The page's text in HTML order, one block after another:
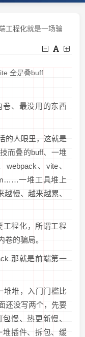
工程化就是一场骗
全是叠buff
、最没用的东西
的人眼里，这就是
而叠的buff、一堆
、vite、
一堆工具堆上
越慢、越来越累、
工程化，所谓工程
的骗局。
那就是前端第一
堆堆，入门门槛比
还没写两个，先要
慢、热更新慢、
堆插件、拆包、缓